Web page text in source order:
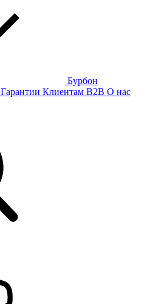
Бурбон
Гарантии Клиентам B2B О нас